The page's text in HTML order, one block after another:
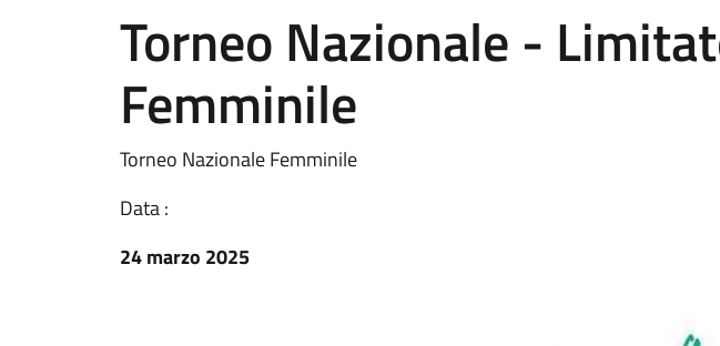
Torneo Nazionale -
Femminile
Torneo Nazionale Femminile
Data :
24 marzo 2025